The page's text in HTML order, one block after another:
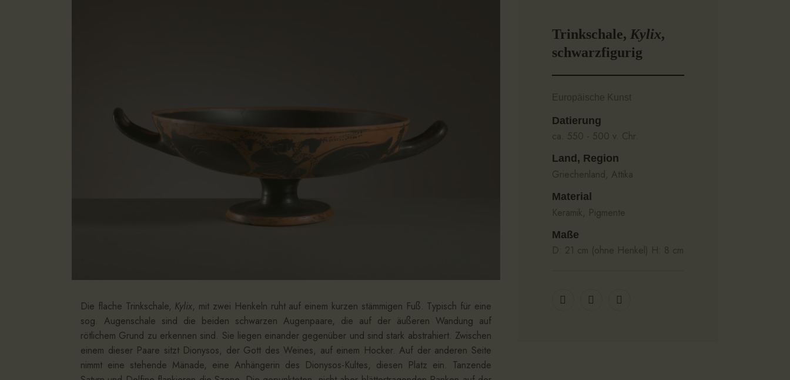
Die flache Trinkschale, Kylix, mit zwei Henkeln ruht auf einem kurzen stämmigen Fuß. Typisch für eine
sog. Augenschale sind die beiden schwarzen Augenpaare, die auf der äußeren Wandung auf
rötlichem Grund zu erkennen sind. Sie liegen einander gegenüber und sind stark abstrahiert. Zwischen
einem dieser Paare sitzt Dionysos, der Gott des Weines, auf einem Hocker. Auf der anderen Seite
nimmt eine stehende Mänade, eine Anhängerin des Dionysos-Kultes, diesen Platz ein. Tanzende
Trinkschale, Kylix,
schwarzfigurig
Europäische Kunst
Datierung
ca. 550 - 500 v. Chr.
Land, Region
Griechenland, Attika
Material
Keramik, Pigmente
Maße
D: 21 cm (ohne Henkel) H: 8 cm